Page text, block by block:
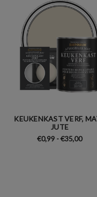
KEUKENKAST VERF,
JUTE
€0,99 - €35,00